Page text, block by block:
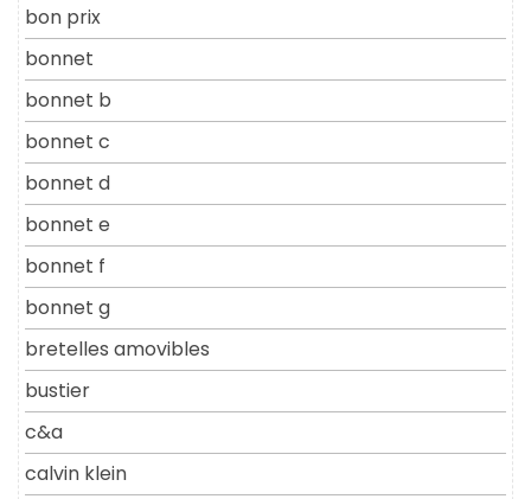
bon prix
bonnet
bonnet b
bonnet c
bonnet d
bonnet e
bonnet f
bonnet g
bretelles amovibles
bustier
c&a
calvin klein